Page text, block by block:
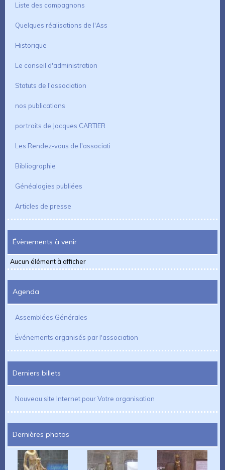
Liste des compagnons
Quelques réalisations de l'Ass
Historique
Le conseil d'administration
Statuts de l'association
nos publications
portraits de Jacques CARTIER
Les Rendez-vous de l'associati
Bibliographie
Généalogies publiées
Articles de presse
Évènements à venir
Aucun élément à afficher
Agenda
Assemblées Générales
Événements organisés par l'association
Derniers billets
Nouveau site Internet pour Votre organisation
Dernières photos